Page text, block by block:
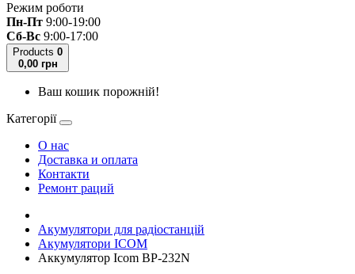
Режим роботи
Пн-Пт 9:00-19:00
Сб-Вс 9:00-17:00
Products 0
0,00 грн
Ваш кошик порожній!
Категорії
О нас
Доставка и оплата
Контакти
Ремонт раций
Акумулятори для радіостанцій
Акумулятори ICOM
Аккумулятор Icom BP-232N